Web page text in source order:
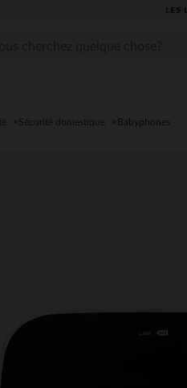
LES
Sécurité domestique Babyphones